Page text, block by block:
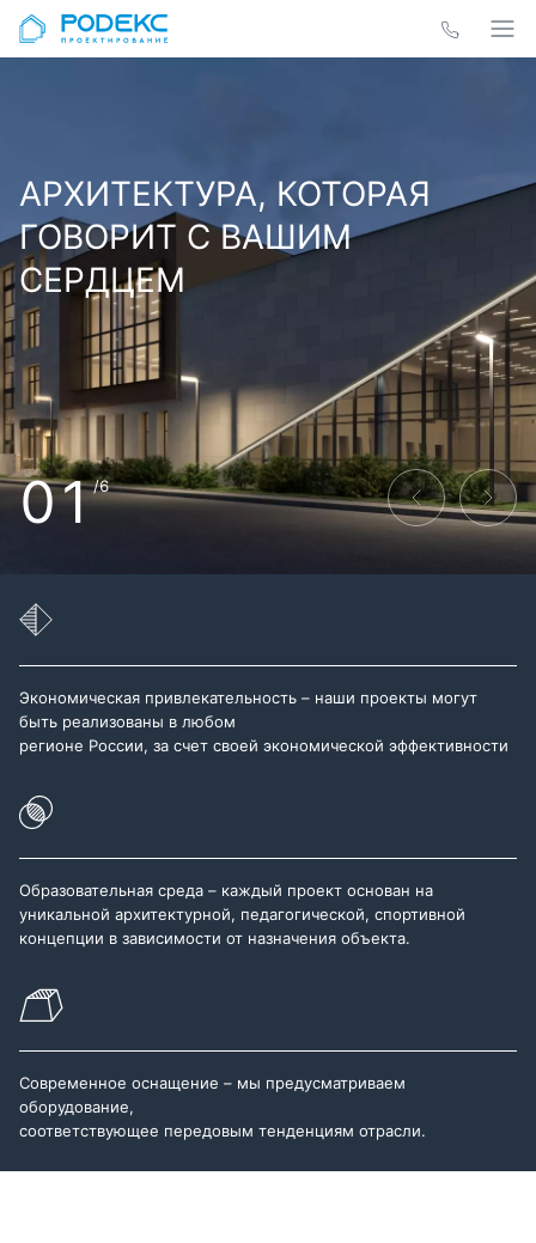
АРХИТЕКТУРА, КОТОРАЯ
ГОВОРИТ С ВАШИМ
СЕРДЦЕМ
01/6
Экономическая привлекательность – наши проекты могут
быть реализованы в любом
регионе России, за счет своей экономической эффективности
Образовательная среда – каждый проект основан на
уникальной архитектурной, педагогической, спортивной
концепции в зависимости от назначения объекта.
Современное оснащение – мы предусматриваем
оборудование,
соответствующее передовым тенденциям отрасли.